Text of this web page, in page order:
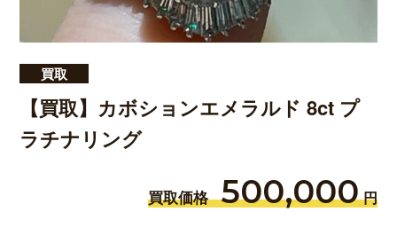
買取
【買取】カボションエメラルド 8ct プ
ラチナリング
買取価格 500,000 円